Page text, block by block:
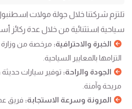
تلتزم شركتنا خلال جولة مولات
سياحية استثنائية من خلال عدة ركائز
الخبرة والاحترافية: مرخصة من وزارة
التزامها بالمعايير السياحية.
الجودة والراحة: توفير سيارات
مريحة وآمنة.
المرونة وسرعة الاستجابة: فريق